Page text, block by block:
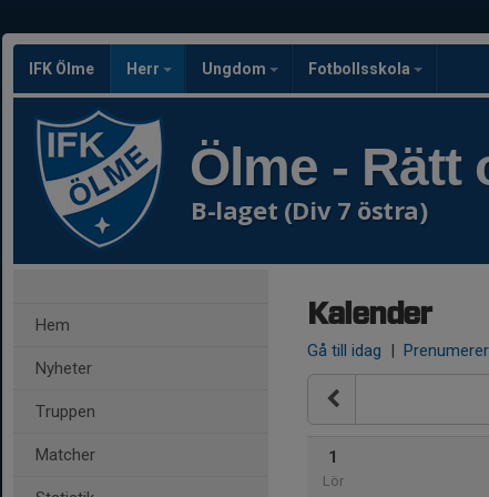
IFK Ölme Herr Ungdom Fotbollsskola
Ölme - Rätt
B-laget (Div 7 östra)
Hem
Nyheter
Truppen
Matcher
Kalender
Gå till idag |
1
Lör